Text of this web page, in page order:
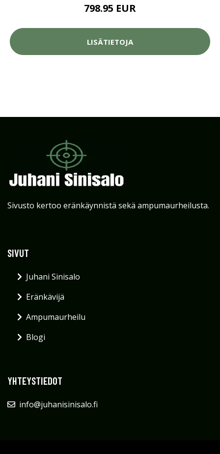
798.95 EUR
LISÄTIETOJA
Sivusto kertoo eränkäynnistä sekä ampumaurheilusta.
SIVUT
Juhani Sinisalo
Eränkävijä
Ampumaurheilu
Blogi
YHTEYSTIEDOT
info@juhanisinisalo.fi